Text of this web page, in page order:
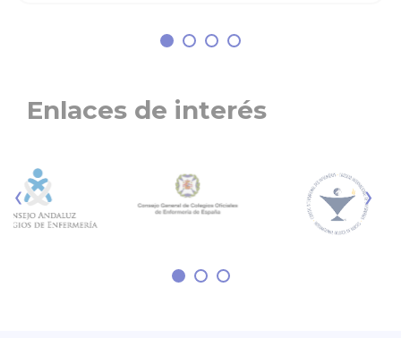
insuperable y una lesión irreversible. El mayor
retinopatía solar, una quemadura fotoquímica
fotoquímica de la retina, la pérdida parcial o
irreversible de la visión, distorsión de las
imágenes, daño permanente en segundos o
Enlaces de interés
‹ ›